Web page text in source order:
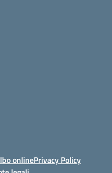
onlinePrivacy Policy